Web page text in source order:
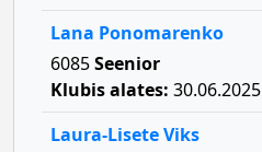
Lana Ponomarenko
6085Seenior
Klubis alates: 30.06.2025
Laura-Lisete Viks